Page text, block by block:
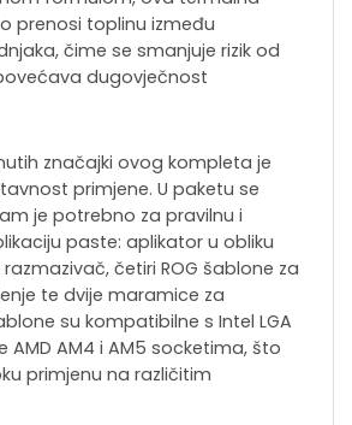
prenosi toplinu između
čime se smanjuje rizik od
dugovječnost
značajki ovog kompleta je
primjene. U paketu se
je potrebno za pravilnu i
paste: aplikator u obliku
četiri ROG šablone za
te dvije maramice za
su kompatibilne s Intel LGA
te AMD AM4 i AM5 socketima, što
primjenu na različitim